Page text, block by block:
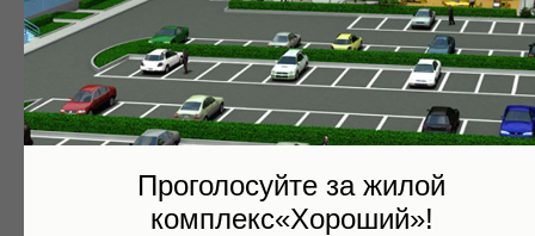
Проголосуйте за жилой
комплекс«Хороший»!